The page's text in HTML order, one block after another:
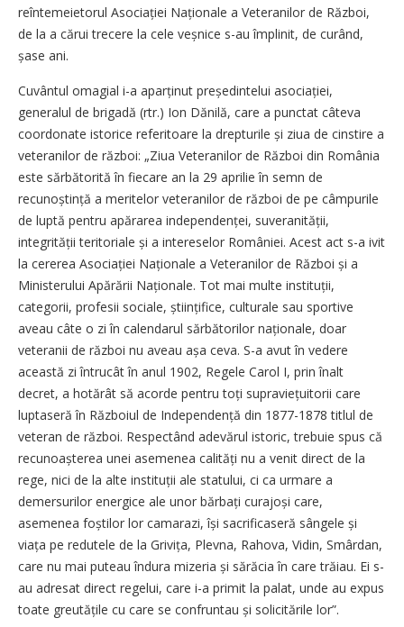
reîntemeietorul Asociației Naționale a Veteranilor de Război,
de la a cărui trecere la cele veșnice s-au împlinit, de curând,
șase ani.
Cuvântul omagial i-a aparținut președintelui asociației,
generalul de brigadă (rtr.) Ion Dănilă, care a punctat câteva
coordonate istorice referitoare la drepturile și ziua de cinstire a
veteranilor de război: „Ziua Veteranilor de Război din România
este sărbătorită în fiecare an la 29 aprilie în semn de
recunoștință a meritelor veteranilor de război de pe câmpurile
de luptă pentru apărarea independenței, suveranității,
integrității teritoriale și a intereselor României. Acest act s-a ivit
la cererea Asociației Naționale a Veteranilor de Război și a
Ministerului Apărării Naționale. Tot mai multe instituții,
categorii, profesii sociale, științifice, culturale sau sportive
aveau câte o zi în calendarul sărbătorilor naționale, doar
veteranii de război nu aveau așa ceva. S-a avut în vedere
această zi întrucât în anul 1902, Regele Carol I, prin înalt
decret, a hotărât să acorde pentru toți supra­viețuitorii care
luptaseră în Războiul de Independență din 1877-1878 titlul de
veteran de război. Respectând adevărul istoric, trebuie spus că
recunoașterea unei asemenea calități nu a venit direct de la
rege, nici de la alte instituții ale statului, ci ca urmare a
demersurilor energice ale unor bărbați curajoși care,
asemenea foștilor lor camarazi, își sacrificaseră sângele și
viața pe redutele de la Grivița, Plevna, Rahova, Vidin, Smârdan,
care nu mai puteau îndura mizeria și sărăcia în care trăiau. Ei s-
au adresat direct regelui, care i-a primit la palat, unde au expus
toate greutățile cu care se confruntau și solicitările lor”.